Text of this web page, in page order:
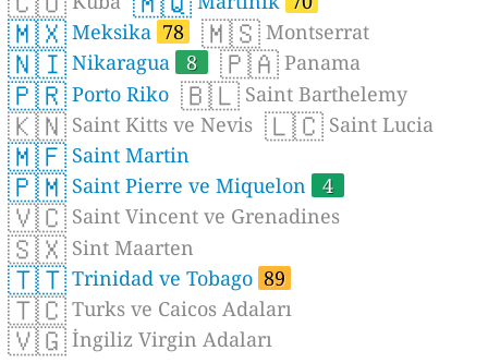
🇲🇽 Meksika 78 🇲🇸 Montserrat
🇳🇮 Nikaragua 8 🇵🇦 Panama
🇵🇷 Porto Riko 🇧🇱 Saint Barthelemy
🇰🇳 Saint Kitts ve Nevis 🇱🇨 Saint Lucia
🇲🇫 Saint Martin
🇵🇲 Saint Pierre ve Miquelon 4
🇻🇨 Saint Vincent ve Grenadines
🇸🇽 Sint Maarten
🇹🇹 Trinidad ve Tobago 89
🇹🇨 Turks ve Caicos Adaları
🇻🇬 İngiliz Virgin Adaları